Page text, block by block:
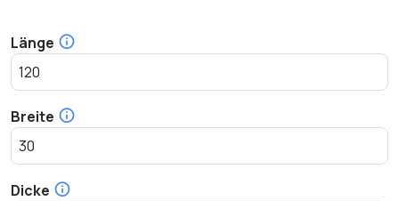
Länge
Breite
Dicke